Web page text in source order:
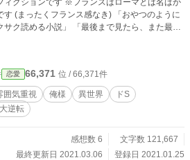
ィクションです ※フランスはローマとは名ばか
ったくフランス感なき) 「おやつのように
サク読める小説」 「最後まで見たら、また最初
小説」 を目指して書き記して参ります。 以上
ボチボチ更新致します。
恋愛 66,371 位 / 66,371件
囲気重視 俺様 異世界
ドS
大逆転
感想数 6
文字数 121,667
最終更新日 2021.03.06
登録日 2021.01.25